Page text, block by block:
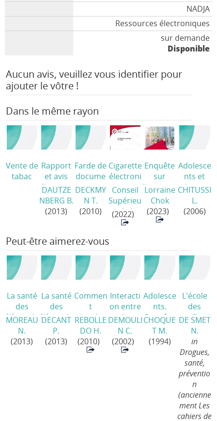
NADJA
Ressources électroniques
sur demande
Disponible
Aucun avis, veuillez vous identifier pour
ajouter le vôtre !
Dans le même rayon
Vente de
tabac
Rapport
et avis
d’experts
sur l’e-
cigarette
DAUTZE
NBERG B.
(2013)
Farde de
docume
ntation
tabac
DECKMY
N T.
(2010)
Cigarette
électroni
que :
évolution
Conseil
Supérieu
r de la
Santé
(2022)
Enquête
sur
l'usage et
les
représen
tations
s
électroni
ques
jetables
(puffs)
parmi les
jeunes
romand·
es/
Lorraine
Chok
(2023)
Adolesce
nts et
tabagism
e. Mieux
compren
r
CHITUSSI
L.
(2006)
Peut-être aimerez-vous
La santé
des
élèves de
l'enseign
ement
MOREAU
N.
(2013)
La santé
des
élèves de
5e et 6e
années
DECANT
P.
(2013)
Commen
t
aborder
la
question
du tabac
REBOLLE
DO H.
(2010)
Interacti
on entre
la
consom
mation
de tabac,
DEMOULI
N C.
(2002)
Adolesce
nts.
Enquête
nationale
/
CHOQUE
T M.
(1994)
L'école
des
conflits/
DE SMET
N.
in
Drogues,
santé,
préventio
n
(ancienne
ment Les
cahiers de